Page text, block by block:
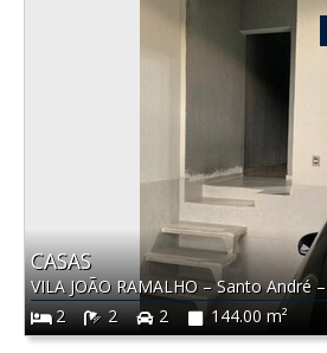
CASAS
VILA JOÃO RAMALHO –Santo André –
2
2 2 144.00 m²